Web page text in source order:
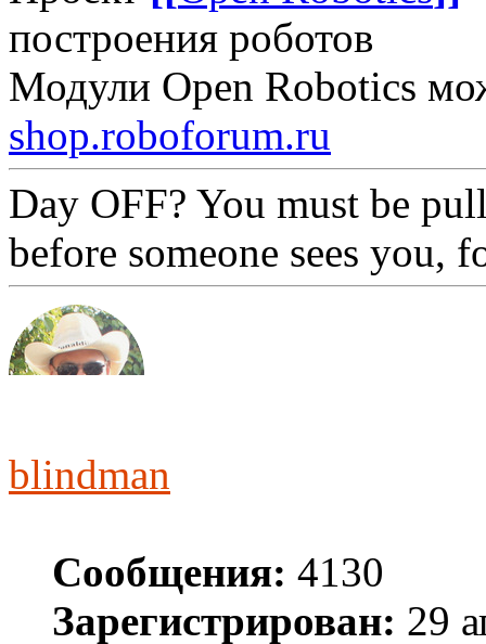
построения роботов
Модули Open Robotics
shop.roboforum.ru
Day OFF? You must be
before someone sees you,
blindman
Сообщения: 4130
Зарегистрирован: 29